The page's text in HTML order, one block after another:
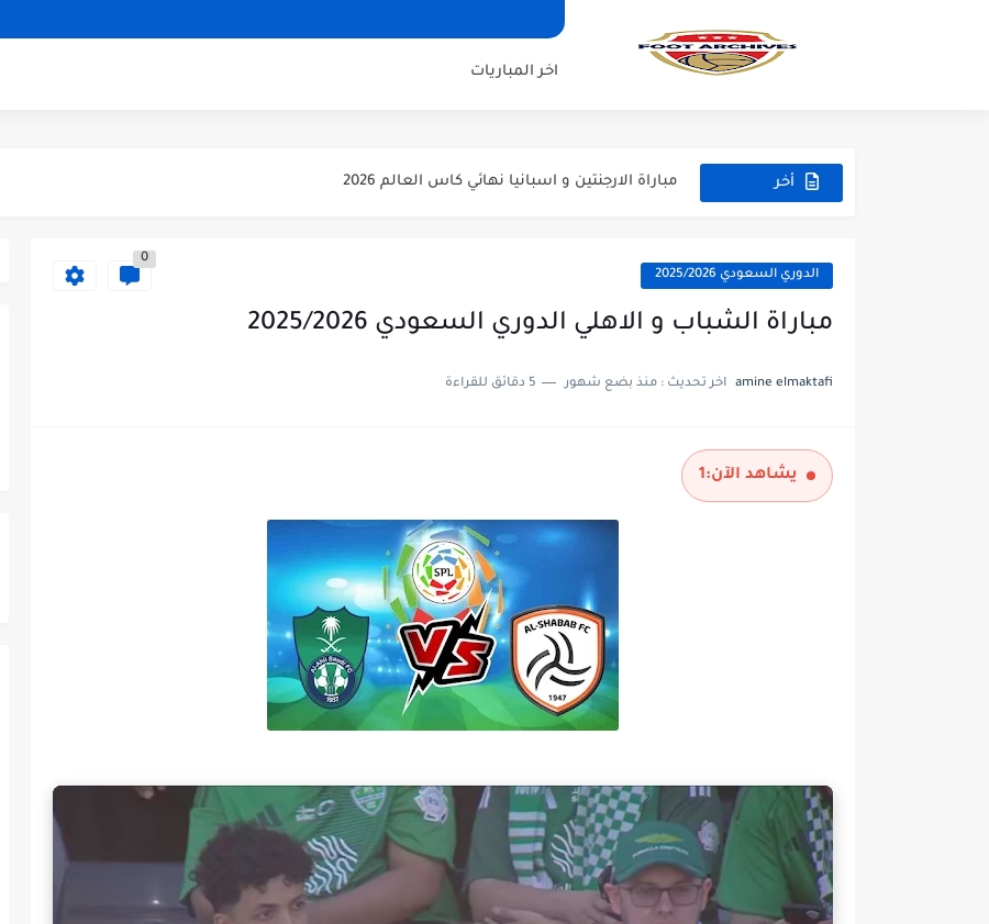
اخر المباريات
أخر
مباراة تشيلسي و ويسترن سيدني مباراة ودية 2026
مباراة انجلترا و فرنسا المركز الثالث كاس العالم 2026
الدوري السعودي 2025/2026
0
مباراة الشباب و الاهلي الدوري السعودي 2025/2026
amine elmaktafi اخر تحديث : منذ بضع شهور 5 دقائق للقراءة
يشاهد الآن:1